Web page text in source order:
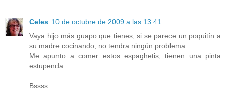
Celes 10 de octubre de 2009 a las 13:41
Vaya hijo más guapo que tienes, si se parece un poquitín a
su madre cocinando, no tendra ningún problema.
Me apunto a comer estos espaghetis, tienen una pinta
estupenda..
Bssss